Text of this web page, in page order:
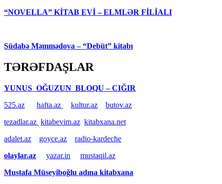
“NOVELLA” KİTAB EVİ – ELMLƏR FİLİALI
Südabə Məmmədova – “Debüt” kitabı
TƏRƏFDAŞLAR
YUNUS OĞUZUN BLOQU – CIĞIR
525.az
hafta.az kultur.az
butov.az
tezadlar.az kitabevim.az kitabxana.net
adalet.az
goyce.az
radio-kardeche
olaylar.az
yazar.in
mustaqil.az
Mustafa Müseyiboğlu adına kitabxana